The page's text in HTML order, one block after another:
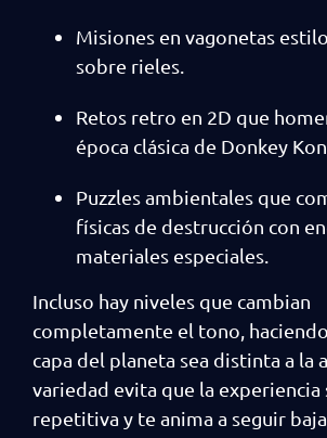
Misiones en vagonetas
sobre rieles.
Retos retro en 2D que
época clásica de Donkey
Puzzles ambientales que
físicas de destrucción con
materiales especiales.
Incluso hay niveles que cambian
completamente el tono,
capa del planeta sea distinta a la
variedad evita que la experiencia
repetitiva y te anima a seguir